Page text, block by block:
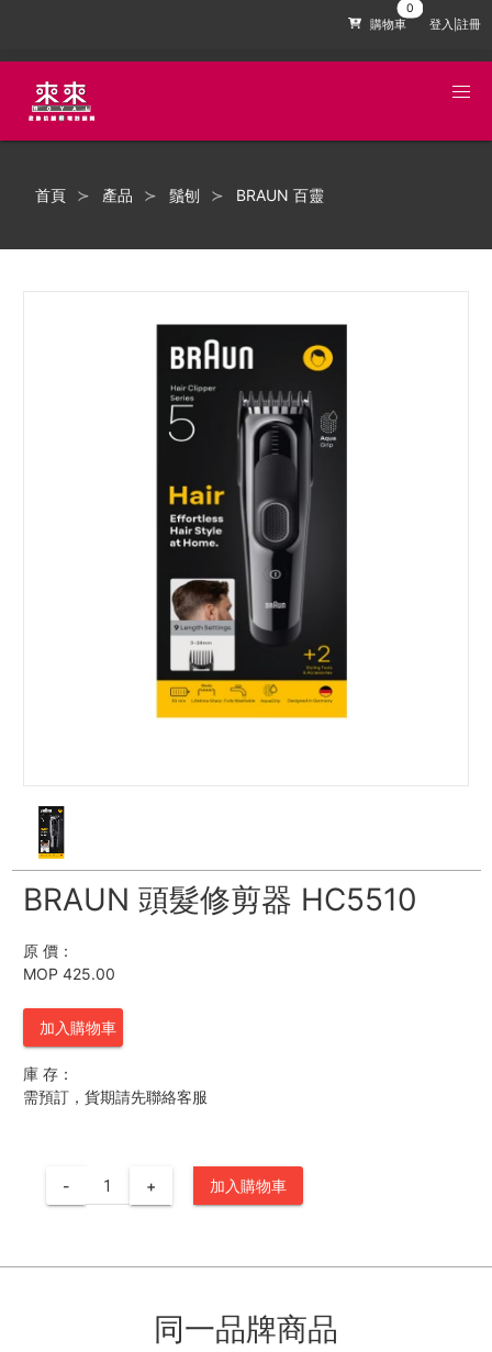
購物車 登入|註冊
首頁 產品 鬚刨 BRAUN 百靈
BRAUN 頭髮修剪器 HC5510
原 價：
MOP 425.00
加入購物車
庫 存：
需預訂，貨期請先聯絡客服
- + 加入購物車
同一品牌商品